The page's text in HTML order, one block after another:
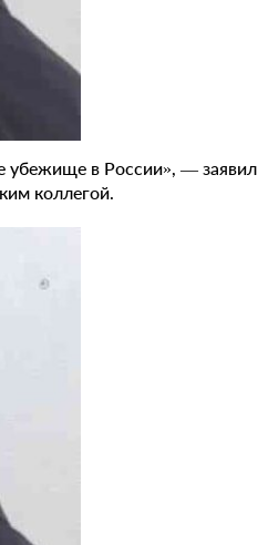
убежище в России», — заявил
коллегой.